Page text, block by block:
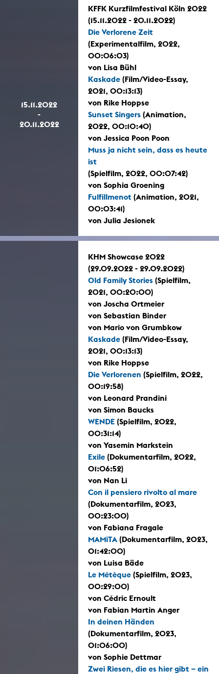
15.11.2022
-
20.11.2022
KFFK Kurzfilmfestival Köln 2022
(15.11.2022 - 20.11.2022)
Die Verlorene Zeit
(Experimentalfilm, 2022,
00:06:03)
von Lisa Bühl
Kaskade (Film/Video-Essay,
2021, 00:13:13)
von Rike Hoppse
Sunset Singers (Animation,
2022, 00:10:40)
von Jessica Poon Poon
Muss ja nicht sein, dass es heute
ist
(Spielfilm, 2022, 00:07:42)
von Sophia Groening
Fulfillmenot (Animation, 2021,
00:03:41)
von Julia Jesionek
KHM Showcase 2022
(29.09.2022 - 29.09.2022)
Old Family Stories (Spielfilm,
2021, 00:20:00)
von Joscha Ortmeier
von Sebastian Binder
von Mario von Grumbkow
Kaskade (Film/Video-Essay,
2021, 00:13:13)
von Rike Hoppse
Die Verlorenen (Spielfilm, 2022,
00:19:58)
von Leonard Prandini
von Simon Baucks
WENDE (Spielfilm, 2022,
00:31:14)
von Yasemin Markstein
Exile (Dokumentarfilm, 2022,
01:06:52)
von Nan Li
Con il pensiero rivolto al mare
(Dokumentarfilm, 2023,
00:23:00)
von Fabiana Fragale
MAMiTA (Dokumentarfilm, 2023,
01:42:00)
von Luisa Bäde
Le Métèque (Spielfilm, 2023,
00:29:00)
von Cédric Ernoult
von Fabian Martin Anger
In deinen Händen
(Dokumentarfilm, 2023,
01:06:00)
von Sophie Dettmar
Zwei Riesen, die es hier gibt – ein